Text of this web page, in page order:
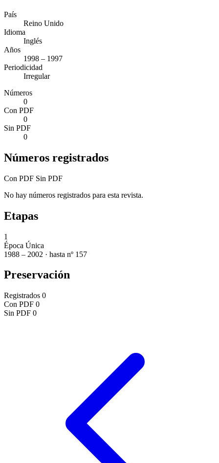
País
Reino Unido
Idioma
Inglés
Años
1998 – 1997
Periodicidad
Irregular
Números
0
Con PDF
0
Sin PDF
0
Números registrados
Con PDF Sin PDF
No hay números registrados para esta revista.
Etapas
1
Época Única
1988 – 2002 · hasta nº 157
Preservación
Registrados 0
Con PDF 0
Sin PDF 0